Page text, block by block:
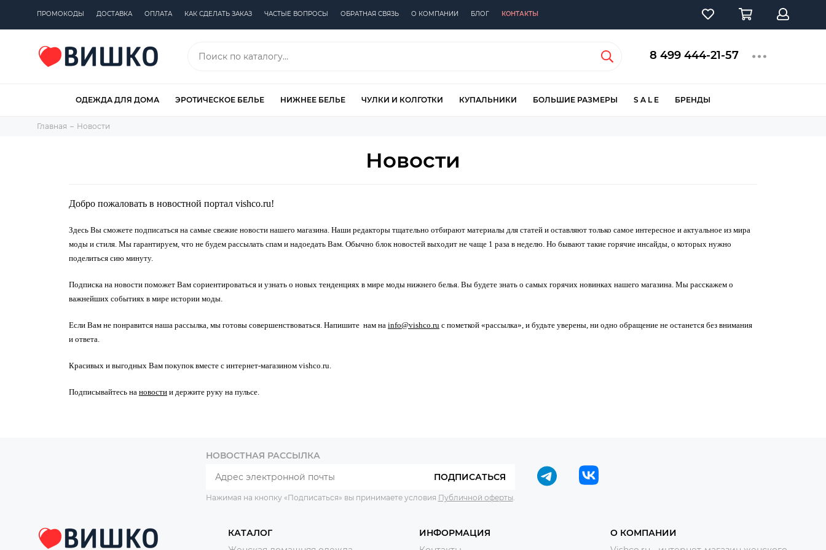
ПРОМОКОДЫ ДОСТАВКА ОПЛАТА КАК СДЕЛАТЬ ЗАКАЗ ЧАСТЫЕ ВОПРОСЫ ОБРАТНАЯ СВЯЗЬ О КОМПАНИИ БЛОГ КОНТАКТЫ
8 499 444-21-57
ОДЕЖДА ДЛЯ ДОМА ЭРОТИЧЕСКОЕ БЕЛЬЕ НИЖНЕЕ БЕЛЬЕ ЧУЛКИ И КОЛГОТКИ КУПАЛЬНИКИ БОЛЬШИЕ РАЗМЕРЫ S A L E БРЕНДЫ
Главная Новости
Новости
Добро пожаловать в новостной портал vishco.ru!
Здесь Вы сможете подписаться на самые свежие новости нашего магазина. Наши редакторы тщательно отбирают материалы для статей и оставляют только самое интересное и актуальное из мира
моды и стиля. Мы гарантируем, что не будем рассылать спам и надоедать Вам. Обычно блок новостей выходит не чаще 1 раза в неделю. Но бывают такие горячие инсайды, о которых нужно
поделиться сию минуту.
Подписка на новости поможет Вам сориентироваться и узнать о новых тенденциях в мире моды нижнего белья. Вы будете знать о самых горячих новинках нашего магазина. Мы расскажем о
важнейших событиях в мире истории моды.
Если Вам не понравится наша рассылка, мы готовы совершенствоваться. Напишите нам на info@vishco.ru с пометкой «рассылка», и будьте уверены, ни одно обращение не останется без внимания
и ответа.
Красивых и выгодных Вам покупок вместе с интернет-магазином vishco.ru.
Подписывайтесь на новости и держите руку на пульсе.
НОВОСТНАЯ РАССЫЛКА
ПОДПИСАТЬСЯ
Нажимая на кнопку «Подписаться» вы принимаете условия Публичной оферты.
КАТАЛОГ
ИНФОРМАЦИЯ
О КОМПАНИИ